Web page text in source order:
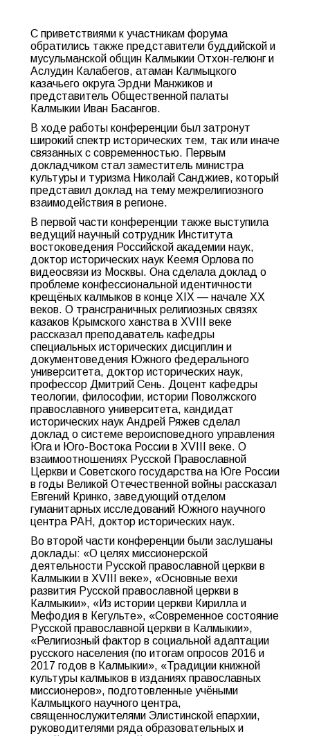
С приветствиями к участникам форума
обратились также представители буддийской и
мусульманской общин Калмыкии Отхон-гелюнг и
Аслудин Калабегов, атаман Калмыцкого
казачьего округа Эрдни Манжиков и
представитель Общественной палаты
Калмыкии Иван Басангов.
В ходе работы конференции был затронут
широкий спектр исторических тем, так или иначе
связанных с современностью. Первым
докладчиком стал заместитель министра
культуры и туризма Николай Санджиев, который
представил доклад на тему межрелигиозного
взаимодействия в регионе.
В первой части конференции также выступила
ведущий научный сотрудник Института
востоковедения Российской академии наук,
доктор исторических наук Кеемя Орлова по
видеосвязи из Москвы. Она сделала доклад о
проблеме конфессиональной идентичности
крещёных калмыков в конце XIX — начале XX
веков. О трансграничных религиозных связях
казаков Крымского ханства в XVIII веке
рассказал преподаватель кафедры
специальных исторических дисциплин и
документоведения Южного федерального
университета, доктор исторических наук,
профессор Дмитрий Сень. Доцент кафедры
теологии, философии, истории Поволжского
православного университета, кандидат
исторических наук Андрей Ряжев сделал
доклад о системе вероисповедного управления
Юга и Юго-Востока России в XVIII веке. О
взаимоотношениях Русской Православной
Церкви и Советского государства на Юге России
в годы Великой Отечественной войны рассказал
Евгений Кринко, заведующий отделом
гуманитарных исследований Южного научного
центра РАН, доктор исторических наук.
Во второй части конференции были заслушаны
доклады: «О целях миссионерской
деятельности Русской православной церкви в
Калмыкии в XVIII веке», «Основные вехи
развития Русской православной церкви в
Калмыкии», «Из истории церкви Кирилла и
Мефодия в Кегульте», «Современное состояние
Русской православной церкви в Калмыкии»,
«Религиозный фактор в социальной адаптации
русского населения (по итогам опросов 2016 и
2017 годов в Калмыкии», «Традиции книжной
культуры калмыков в изданиях православных
миссионеров», подготовленные учёными
Калмыцкого научного центра,
священнослужителями Элистинской епархии,
руководителями ряда образовательных и